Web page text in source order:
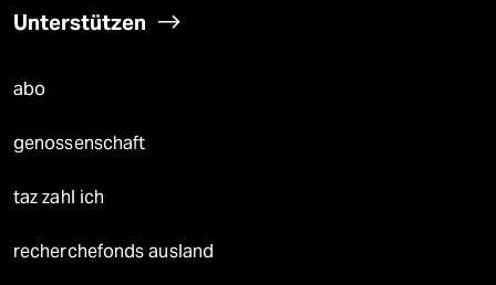
Unterstützen
abo
genossenschaft
taz zahl ich
recherchefonds ausland